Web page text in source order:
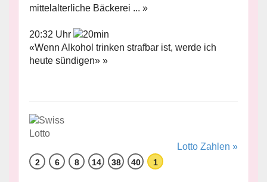
mittelalterliche Bäckerei ... »
20:32 Uhr
«Wenn Alkohol trinken strafbar ist, werde ich
heute sündigen» »
Lotto Zahlen »
2 6 8 14 38 40 1